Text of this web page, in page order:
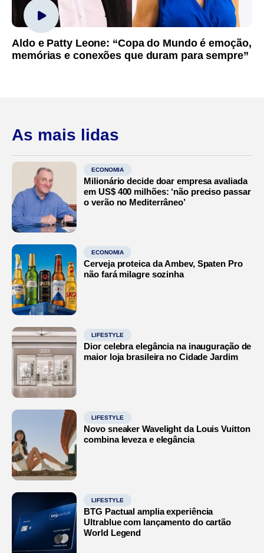
Aldo e Patty Leone: “Copa do Mundo é emoção,
memórias e conexões que duram para sempre”
As mais lidas
ECONOMIA
Milionário decide doar empresa avaliada
em US$ 400 milhões: ‘não preciso passar
o verão no Mediterrâneo’
ECONOMIA
Cerveja proteica da Ambev, Spaten Pro
não fará milagre sozinha
LIFESTYLE
Dior celebra elegância na inauguração de
maior loja brasileira no Cidade Jardim
LIFESTYLE
Novo sneaker Wavelight da Louis Vuitton
combina leveza e elegância
LIFESTYLE
BTG Pactual amplia experiência
Ultrablue com lançamento do cartão
World Legend